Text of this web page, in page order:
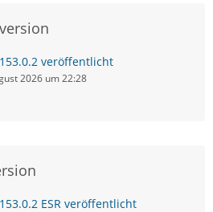
veröffentlicht
2026 um 22:28
ESR veröffentlicht